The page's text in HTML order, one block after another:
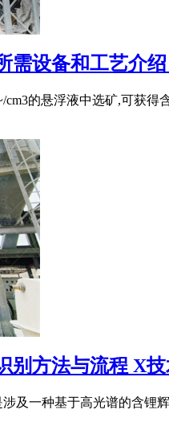
需设备和工艺介
的悬浮液中选矿,可获
别方法与流程 X技
及一种基于高光谱的含锂